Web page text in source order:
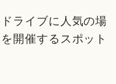
ライブに人気の場
開催するスポット